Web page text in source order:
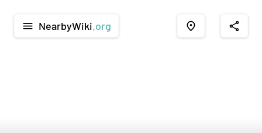
menu NearbyWiki .org place share